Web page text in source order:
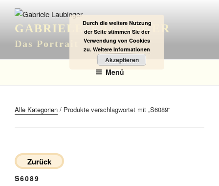
Inhalt
springenGABRIELE LAUBINGER
Das Portrait
Menü
Alle Kategorien / Produkte verschlagwortet mit „S6089“
Zurück
S6089
Durch die weitere Nutzung
der Seite stimmen Sie der
Verwendung von Cookies
zu. Weitere Informationen
Akzeptieren